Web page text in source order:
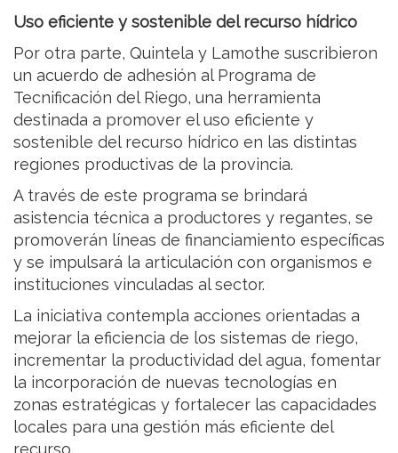
Uso eficiente y sostenible del recurso hídrico
Por otra parte, Quintela y Lamothe suscribieron
un acuerdo de adhesión al Programa de
Tecnificación del Riego, una herramienta
destinada a promover el uso eficiente y
sostenible del recurso hídrico en las distintas
regiones productivas de la provincia.
A través de este programa se brindará
asistencia técnica a productores y regantes, se
promoverán líneas de financiamiento específicas
y se impulsará la articulación con organismos e
instituciones vinculadas al sector.
La iniciativa contempla acciones orientadas a
mejorar la eficiencia de los sistemas de riego,
incrementar la productividad del agua, fomentar
la incorporación de nuevas tecnologías en
zonas estratégicas y fortalecer las capacidades
locales para una gestión más eficiente del
recurso.